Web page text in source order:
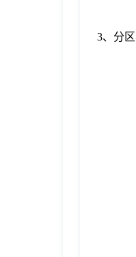
3、分